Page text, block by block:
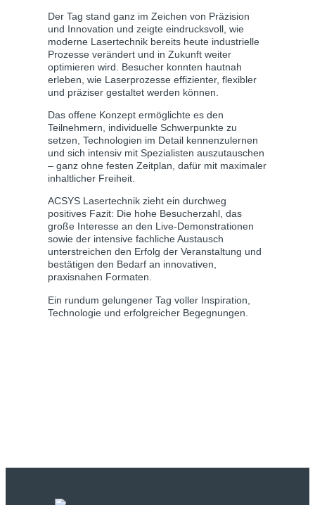
Der Tag stand ganz im Zeichen von Präzision
und Innovation und zeigte eindrucksvoll, wie
moderne Lasertechnik bereits heute industrielle
Prozesse verändert und in Zukunft weiter
optimieren wird. Besucher konnten hautnah
erleben, wie Laserprozesse effizienter, flexibler
und präziser gestaltet werden können.
Das offene Konzept ermöglichte es den
Teilnehmern, individuelle Schwerpunkte zu
setzen, Technologien im Detail kennenzulernen
und sich intensiv mit Spezialisten auszutauschen
– ganz ohne festen Zeitplan, dafür mit maximaler
inhaltlicher Freiheit.
ACSYS Lasertechnik zieht ein durchweg
positives Fazit: Die hohe Besucherzahl, das
große Interesse an den Live-Demonstrationen
sowie der intensive fachliche Austausch
unterstreichen den Erfolg der Veranstaltung und
bestätigen den Bedarf an innovativen,
praxisnahen Formaten.
Ein rundum gelungener Tag voller Inspiration,
Technologie und erfolgreicher Begegnungen.